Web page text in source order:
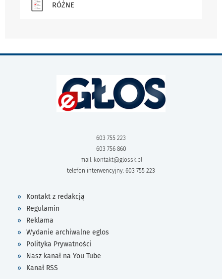
RÓŻNE
603 755 223
603 756 860
mail: kontakt@glossk.pl
telefon interwencyjny: 603 755 223
Kontakt z redakcją
Regulamin
Reklama
Wydanie archiwalne eglos
Polityka Prywatności
Nasz kanał na You Tube
Kanał RSS